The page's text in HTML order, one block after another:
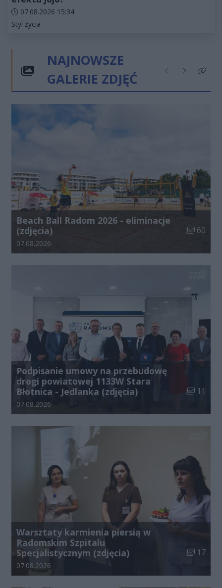
Data dodania artykułu:
07.08.2026 15:34
Kategorie artykułu:
Styl życia
NAJNOWSZE
GALERIE ZDJĘĆ
Poprzednie
NastępneKliknij
Beach Ball Radom 2026 - eliminacje
(zdjęcia)
Liczba
60
Data dodania galerii:
07.08.2026
Podpisanie umowy na przebudowę
drogi powiatowej 1133W Stara
Błotnica - Jedlanka (zdjęcia)
Liczba
11
Data dodania galerii:
07.08.2026
Warsztaty karmienia piersią w
Radomskim Szpitalu
Specjalistycznym (zdjęcia)
Liczba
17
Data dodania galerii:
07.08.2026